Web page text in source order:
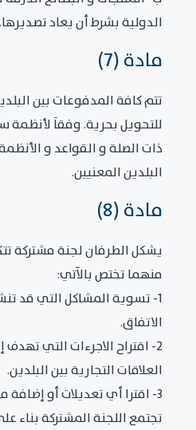
الدولية بشرط أن يعاد تصديرها.
مادة (7)
تتم كافة المدفوعات بين
للتحويل بحرية. وفقاَ لأنظمة
ذات الصلة و القواعد و
البلدين المعنيين.
مادة (8)
يشكل الطرفان لجنة مشتركة
منهما تختص بالآتي:
1- تسوية المشاكل التي قد
الاتفاق.
2- اقتراح الاجرءات التي
العلاقات التجارية بين البلدين.
3- اقترا أي تعديلات أو إضافة ملاحق لهذا الاتفاق.
تجتمع اللجنة المشتركة